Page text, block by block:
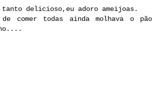
tanto delicioso,eu adoro ameijoas.
comer todas ainda molhava o pão